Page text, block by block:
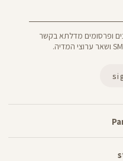
ופרסומים מדלתא בקשר